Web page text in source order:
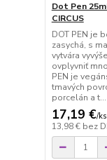
Dot Pen
CIRCUS
DOT PEN je
zasychá, s
vytvára
ovplyvniť
PEN je
tmavých
porcelán a t...
17,19 €/ks
13,98 € bez